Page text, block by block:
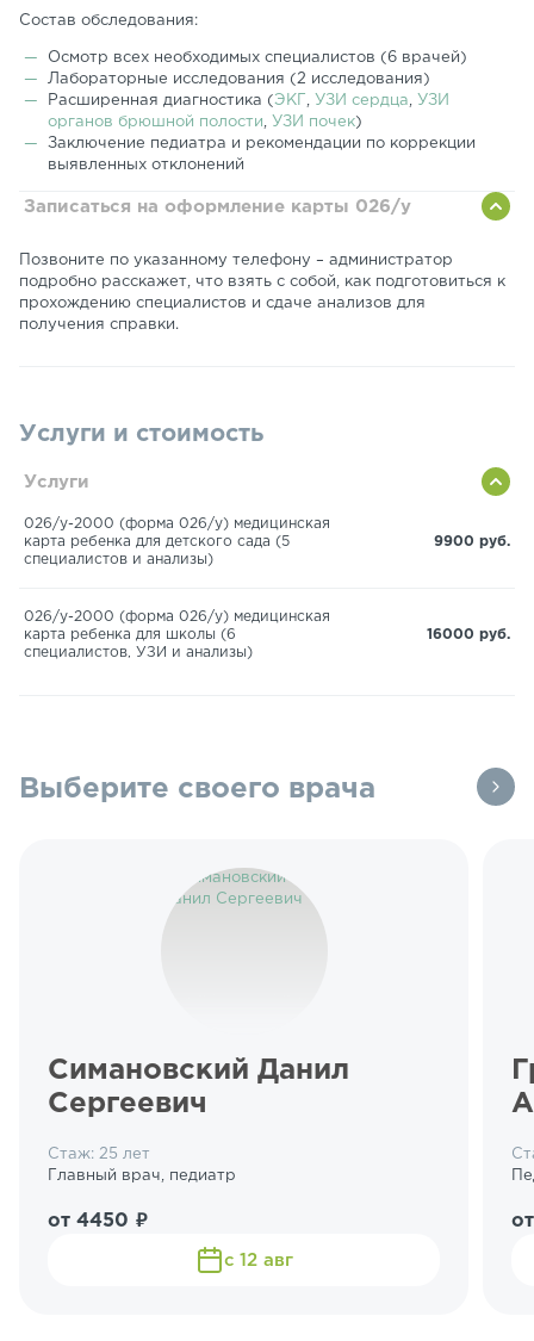
Состав обследования:
Осмотр всех необходимых специалистов (6 врачей)
Лабораторные исследования (2 исследования)
Расширенная диагностика (ЭКГ УЗИ сердца
УЗИ
органов брюшной полости
УЗИ почек)
Заключение педиатра и рекомендации по коррекции
выявленных отклонений
Записаться на оформление карты 026/у
Позвоните по указанному телефону – администратор
подробно расскажет, что взять с собой, как подготовиться к
прохождению специалистов и сдаче анализов для
получения справки.
Услуги и стоимость
Услуги
026/у-2000 (форма 026/у) медицинская
карта ребенка для детского сада (5
специалистов и анализы)
9900 руб.
026/у-2000 (форма 026/у) медицинская
карта ребенка для школы (6
специалистов, УЗИ и анализы)
16000 руб.
Выберите своего врача
Симановский Данил
Сергеевич
Стаж: 25 лет
Главный врач, педиатр
от 4450 ₽
с 12 авг